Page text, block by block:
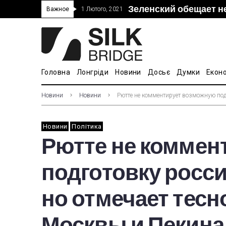
Важное 1 Лютого, 2021 Зеленский обещает
Прошло 5-тое
“Дочка” Beijing
В Украине ввели
Головна Лонгріди Новини Досьє Думки
Новини Новини Рютте не комментирует возможную
Новини Політика
Рютте не
подготовку
но отмечает